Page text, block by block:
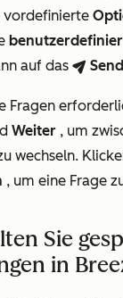
vordefinierte
auf das breezeSendIcon
Fragen
Weiter , um
wechseln.
, um eine Frage
Sie
in